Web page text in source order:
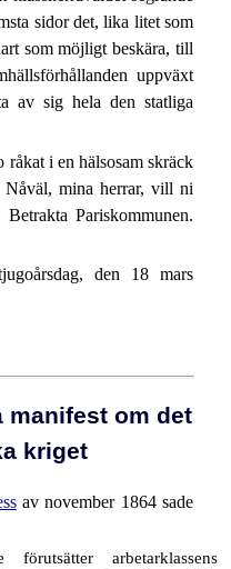
sidor det, lika litet som
som möjligt beskära, till
uppväxt
av sig hela den statliga
i en hälsosam skräck
Nåväl, mina herrar, vill ni
Pariskommunen.
den 18 mars
manifest om det
kriget
av november 1864 sade
förutsätter arbetarklassens